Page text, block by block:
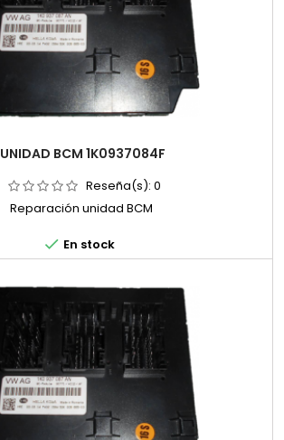
UNIDAD BCM 1K0937084F
Reseña(s): 0
Reparación unidad BCM
 En stock